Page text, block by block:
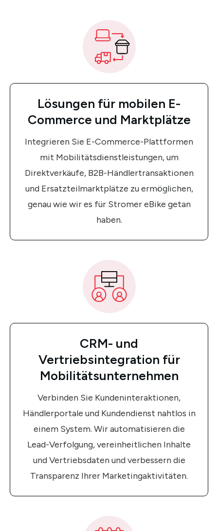
Lösungen für mobilen E-
Commerce und Marktplätze
Integrieren Sie E-Commerce-Plattformen
mit Mobilitätsdienstleistungen, um
Direktverkäufe, B2B-Händlertransaktionen
und Ersatzteilmarktplätze zu ermöglichen,
genau wie wir es für Stromer eBike getan
haben.
CRM- und
Vertriebsintegration für
Mobilitätsunternehmen
Verbinden Sie Kundeninteraktionen,
Händlerportale und Kundendienst nahtlos in
einem System. Wir automatisieren die
Lead-Verfolgung, vereinheitlichen Inhalte
und Vertriebsdaten und verbessern die
Transparenz Ihrer Marketingaktivitäten.